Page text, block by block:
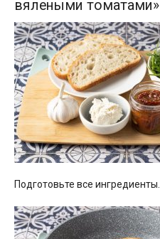
вялеными томатами»
Подготовьте все ингредиенты.